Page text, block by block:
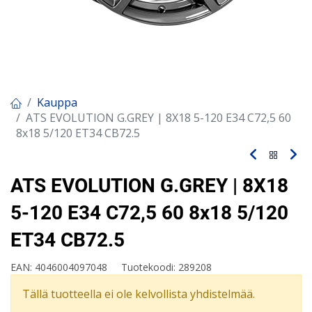
Kauppa
ATS EVOLUTION G.GREY | 8X18 5-120 E34 C72,5 60
8x18 5/120 ET34 CB72.5
ATS EVOLUTION G.GREY | 8X18
5-120 E34 C72,5 60 8x18 5/120
ET34 CB72.5
EAN: 4046004097048 Tuotekoodi: 289208
Tällä tuotteella ei ole kelvollista yhdistelmää.